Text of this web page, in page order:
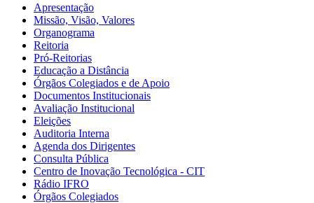
Apresentação
Missão, Visão, Valores
Organograma
Reitoria
Pró-Reitorias
Educação a Distância
Órgãos Colegiados e de Apoio
Documentos Institucionais
Avaliação Institucional
Eleições
Auditoria Interna
Agenda dos Dirigentes
Consulta Pública
Centro de Inovação Tecnológica - CIT
Rádio IFRO
Órgãos Colegiados